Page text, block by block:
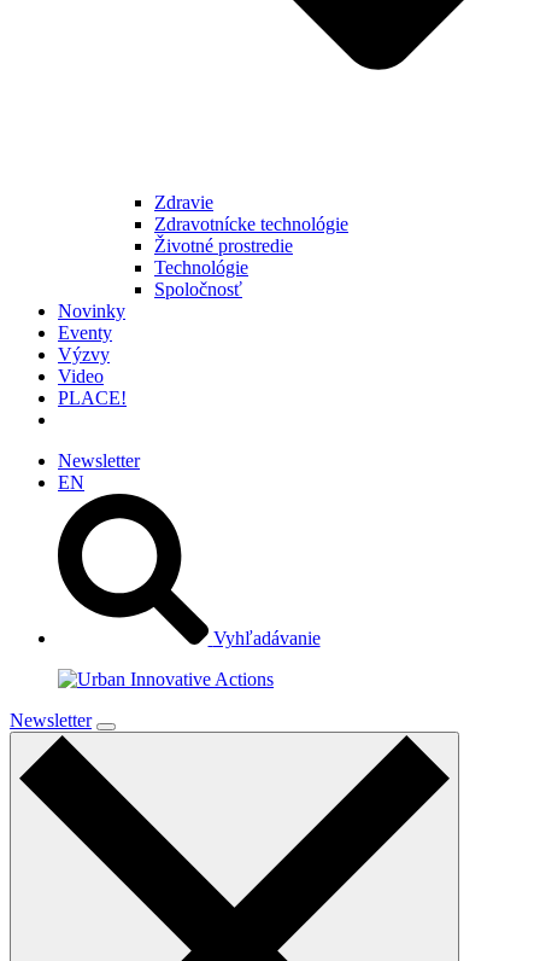
Zdravie
Zdravotnícke technológie
Životné prostredie
Technológie
Spoločnosť
Novinky
Eventy
Výzvy
Video
PLACE!
Newsletter
EN
Vyhľadávanie
Newsletter